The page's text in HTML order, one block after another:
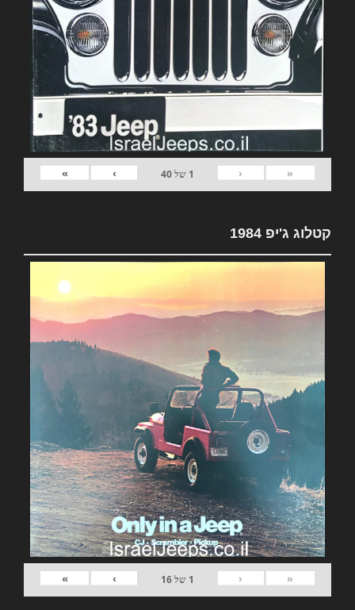
«
‹
1 של40
›
»
קטלוג ג'יפ 1984
«
‹
1 של16
›
»